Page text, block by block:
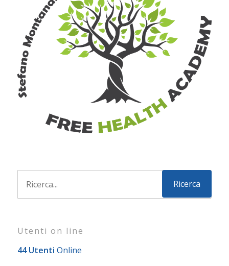
Utenti on line
44 Utenti Online